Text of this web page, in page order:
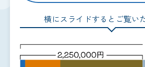
横にスライドするとご覧い